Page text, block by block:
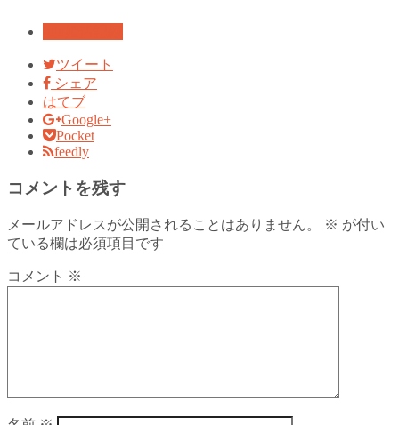
ツイート
シェア
はてブ
Google+
Pocket
feedly
コメントを残す
メールアドレスが公開されることはありません。 ※ が付い
ている欄は必須項目です
コメント ※